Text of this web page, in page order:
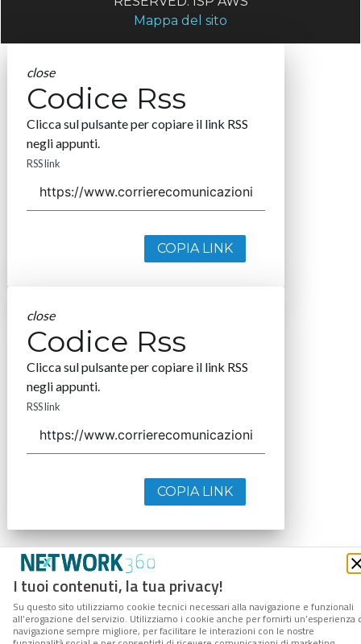
I tuoi contenuti, la tua privacy!
Su questo sito utilizziamo cookie tecnici necessari alla navigazione e funzionali
all’erogazione del servizio. Utilizziamo i cookie anche per fornirti un’esperienza
navigazione sempre migliore, per facilitare le interazioni con le nostre
Mappa del sito
close
Codice Rss
Clicca sul pulsante per copiare il link RSS
negli appunti.
RSS link
COPIA LINK
close
Codice Rss
Clicca sul pulsante per copiare il link RSS
negli appunti.
RSS link
COPIA LINK